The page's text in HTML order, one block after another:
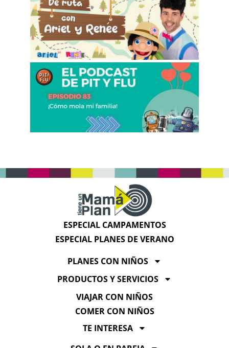
ESPECIAL CAMPAMENTOS
ESPECIAL PLANES DE VERANO
PLANES CON NIÑOS
PRODUCTOS Y SERVICIOS
VIAJAR CON NIÑOS
COMER CON NIÑOS
TE INTERESA